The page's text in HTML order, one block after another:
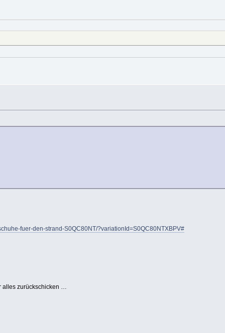
fuer-den-strand-S0QC80NT/?variationId=S0QC80NTXBPV#
alles zurückschicken …